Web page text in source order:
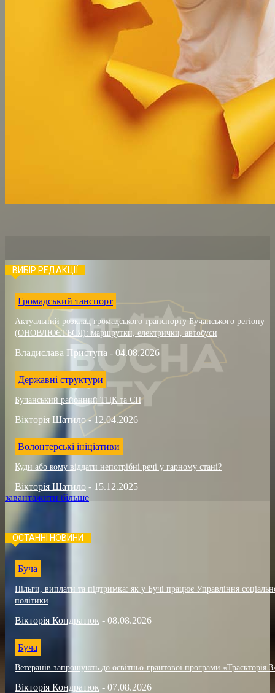
ВИБІР РЕДАКЦІЇ
Громадський танспорт
Актуальний розклад громадського транспорту Бучанського регіону
(ОНОВЛЮЄТЬСЯ): маршрутки, електрички, автобуси
Владислава Приступа - 04.08.2026
Державні структури
Бучанський районний ТЦК та СП
Вікторія Шатило - 12.04.2026
Волонтерські ініціативи
Куди або кому віддати непотрібні речі у гарному стані?
Вікторія Шатило - 15.12.2025
завантажити більше
ОСТАННІ НОВИНИ
Буча
Пільги, виплати та підтримка: як у Бучі працює Управління
політики
Вікторія Кондратюк - 08.08.2026
Буча
Ветеранів запрошують до освітньо-грантової програми «Траєкторія
Вікторія Кондратюк - 07.08.2026